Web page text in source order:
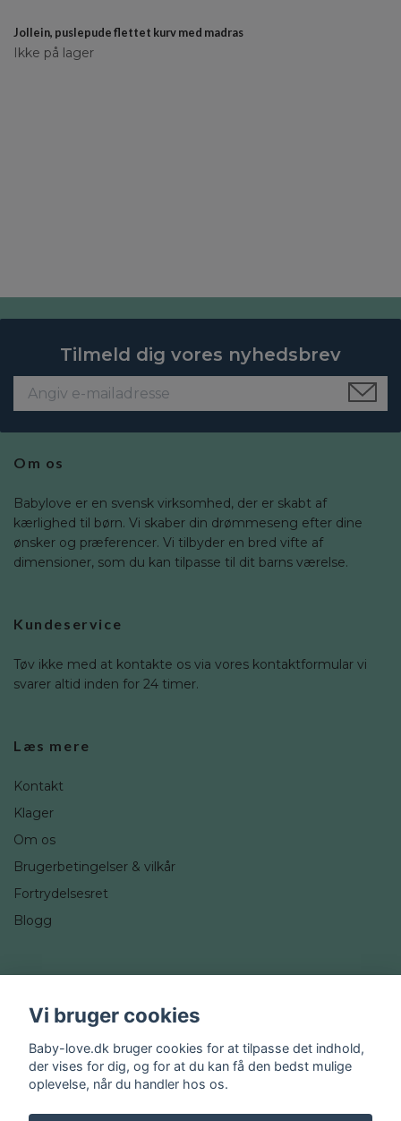
Jollein, puslepude flettet kurv med madras
Ikke på lager
Tilmeld dig vores nyhedsbrev
Om os
Babylove er en svensk virksomhed, der er skabt af
kærlighed til børn. Vi skaber din drømmeseng efter dine
ønsker og præferencer. Vi tilbyder en bred vifte af
dimensioner, som du kan tilpasse til dit barns værelse.
Kundeservice
Tøv ikke med at kontakte os via vores kontaktformular vi
svarer altid inden for 24 timer.
Læs mere
Kontakt
Klager
Om os
Brugerbetingelser & vilkår
Fortrydelsesret
Blogg
Instagram
Vi bruger cookies
Baby-love.dk bruger cookies for at tilpasse det indhold,
der vises for dig, og for at du kan få den bedst mulige
oplevelse, når du handler hos os.